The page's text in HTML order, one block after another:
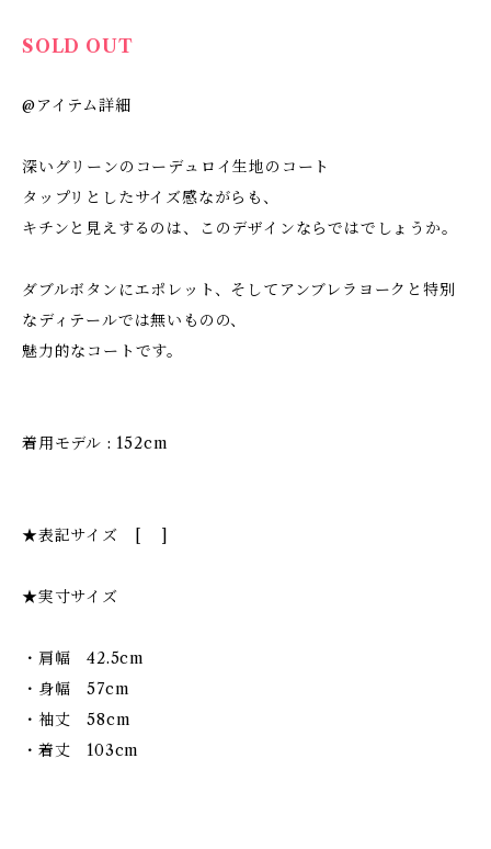
SOLD OUT
@アイテム詳細
深いグリーンのコーデュロイ生地のコート
タップリとしたサイズ感ながらも、
キチンと見えするのは、このデザインならではでしょうか。
ダブルボタンにエポレット、そしてアンブレラヨークと特別
なディテールでは無いものの、
魅力的なコートです。
着用モデル : 152cm
★表記サイズ [ ]
★実寸サイズ
・肩幅 42.5cm
・身幅 57cm
・袖丈 58cm
・着丈 103cm